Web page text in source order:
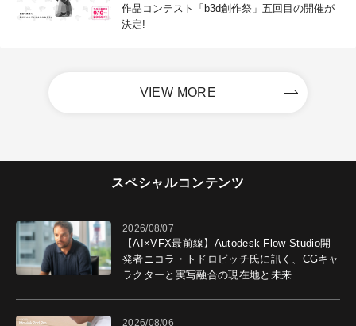
作品コンテスト「b3d創作祭」五回目の開催が
決定!
VIEW MORE
スペシャルコンテンツ
2026/08/07
【AI×VFX最前線】Autodesk Flow Studio開
発者ニコラ・トドロビッチ氏に訊く、CGキャ
ラクターと実写融合の現在地と未来
2026/08/06